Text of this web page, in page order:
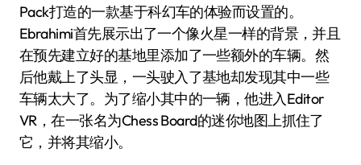
Pack打造的一款基于科幻车的体验而设置的。
Ebrahimi首先展示出了一个像火星一样的背景，并且
在预先建立好的基地里添加了一些额外的车辆。然
后他戴上了头显，一头驶入了基地却发现其中一些
车辆太大了。为了缩小其中的一辆，他进入Editor
VR，在一张名为Chess Board的迷你地图上抓住了
它，并将其缩小。